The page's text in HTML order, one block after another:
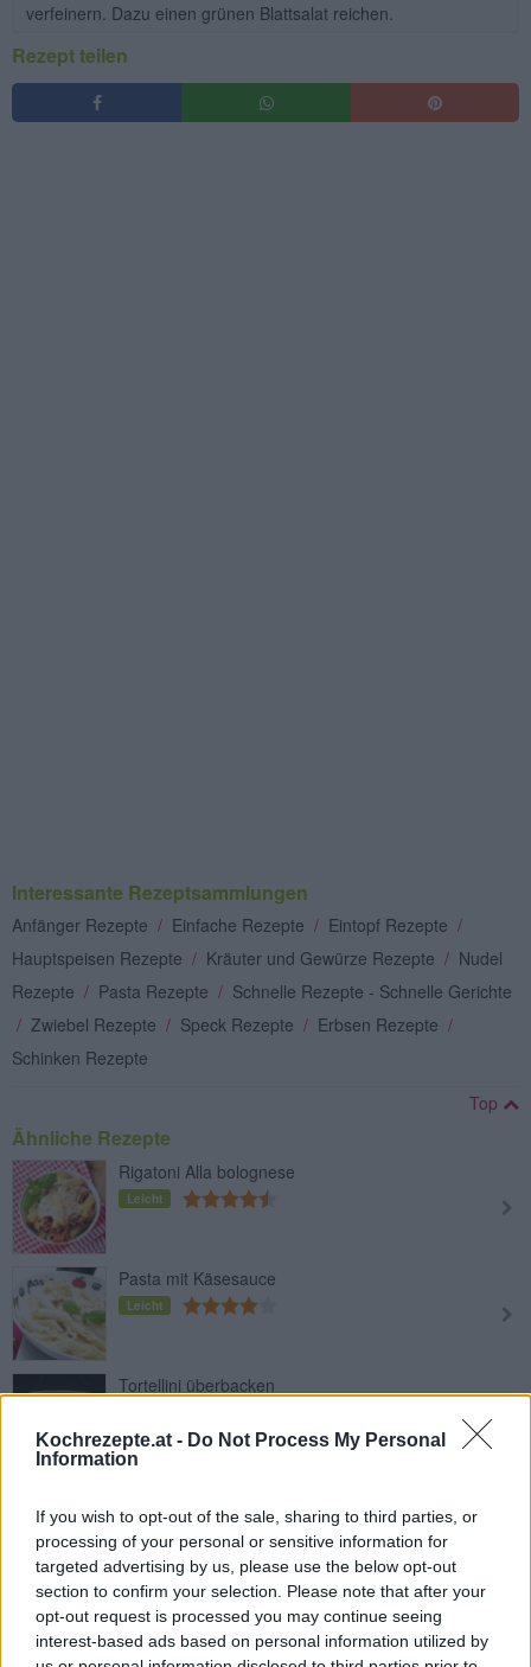
Kochrezepte.at - Do Not Process My Personal
Information
If you wish to opt-out of the sale, sharing to third parties, or
processing of your personal or sensitive information for
targeted advertising by us, please use the below opt-out
section to confirm your selection. Please note that after your
opt-out request is processed you may continue seeing
interest-based ads based on personal information utilized by
verfeinern. Dazu einen grünen Blattsalat reichen.
Rezept teilen
Interessante Rezeptsammlungen
Anfänger Rezepte / Einfache Rezepte / Eintopf Rezepte /
Hauptspeisen Rezepte / Kräuter und Gewürze Rezepte / Nudel
Rezepte / Pasta Rezepte / Schnelle Rezepte - Schnelle Gerichte
/ Zwiebel Rezepte / Speck Rezepte / Erbsen Rezepte /
Schinken Rezepte
Top
Ähnliche Rezepte
Rigatoni Alla bolognese
Leicht
Pasta mit Käsesauce
Leicht
Tortellini überbacken
Räucherlachs
Leicht
Frischkäse Ravioli
Leicht